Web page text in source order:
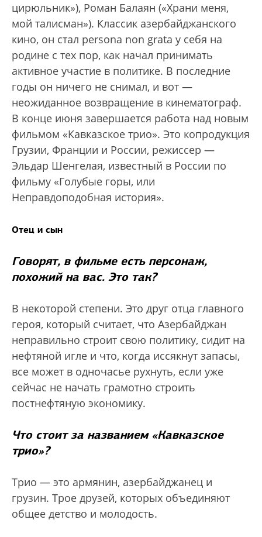
цирюльник»), Роман Балаян («Храни меня,
мой талисман»). Классик азербайджанского
кино, он стал persona non grata у себя на
родине с тех пор, как начал принимать
активное участие в политике. В последние
годы он ничего не снимал, и вот —
неожиданное возвращение в кинематограф.
В конце июня завершается работа над новым
фильмом «Кавказское трио». Это копродукция
Грузии, Франции и России, режиссер —
Эльдар Шенгелая, известный в России по
фильму «Голубые горы, или
Неправдоподобная история».
Отец и сын
Говорят, в фильме есть персонаж,
похожий на вас. Это так?
В некоторой степени. Это друг отца главного
героя, который считает, что Азербайджан
неправильно строит свою политику, сидит на
нефтяной игле и что, когда иссякнут запасы,
все может в одночасье рухнуть, если уже
сейчас не начать грамотно строить
постнефтяную экономику.
Что стоит за названием «Кавказское
трио»?
Трио — это армянин, азербайджанец и
грузин. Трое друзей, которых объединяют
общее детство и молодость.